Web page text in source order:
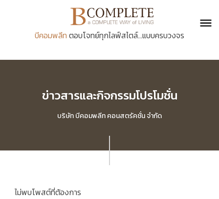
บีคอมพลีท ตอบโจทย์ทุกไลฟ์สไตล์...แบบครบวงจร
ข่าวสารและกิจกรรมโปรโมชั่น
บริษัท บีคอมพลีท คอนสตรัคชั่น จำกัด
ไม่พบโพสต์ที่ต้องการ